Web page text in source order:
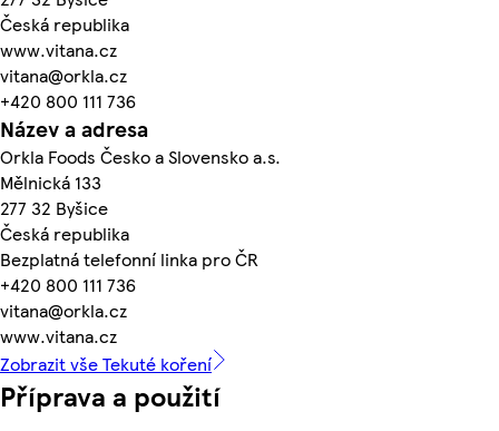
Česká republika
www.vitana.cz
vitana@orkla.cz
+420 800 111 736
Název a adresa
Orkla Foods Česko a Slovensko a.s.
Mělnická 133
277 32 Byšice
Česká republika
Bezplatná telefonní linka pro ČR
+420 800 111 736
vitana@orkla.cz
www.vitana.cz
Zobrazit vše Tekuté koření
Příprava a použití